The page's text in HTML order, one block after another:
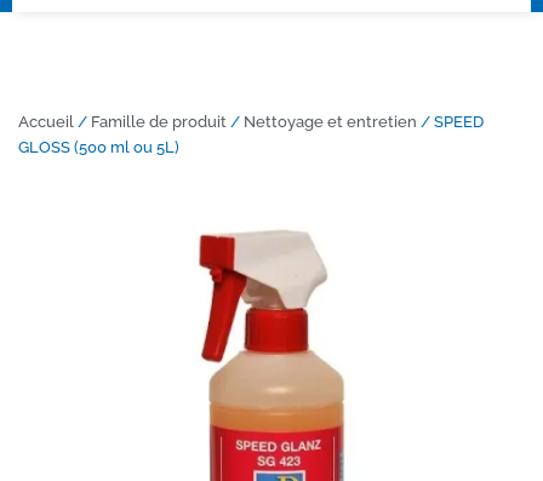
Accueil / Famille de produit / Nettoyage et entretien / SPEED
GLOSS (500 ml ou 5L)